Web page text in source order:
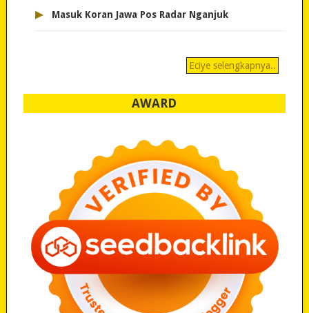
▸ Masuk Koran Jawa Pos Radar Nganjuk
Eciye selengkapnya..
AWARD